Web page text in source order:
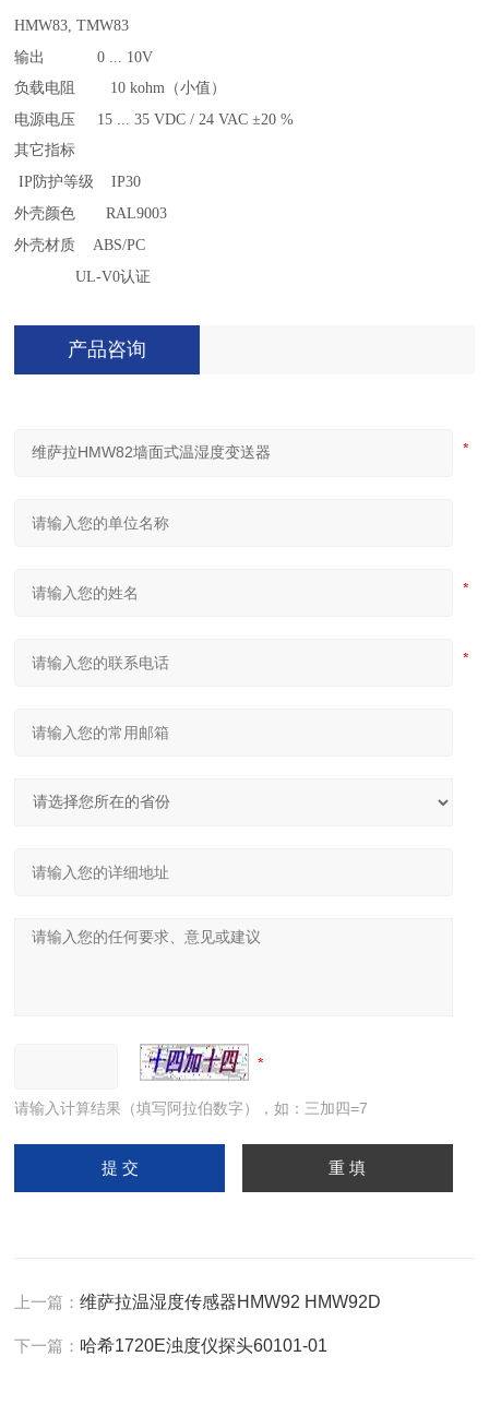
HMW83, TMW83
输出
0 ... 10V
负载电阻
10 kohm（小值）
电源电压
15 ... 35 VDC / 24 VAC ±20 %
其它指标
IP防护等级
IP30
外壳颜色
RAL9003
外壳材质
ABS/PC
UL-V0认证
产品咨询
请输入计算结果（填写阿拉伯数字），如：三加四=7
上一篇：维萨拉温湿度传感器HMW92 HMW92D
下一篇： 哈希1720E浊度仪探头60101-01